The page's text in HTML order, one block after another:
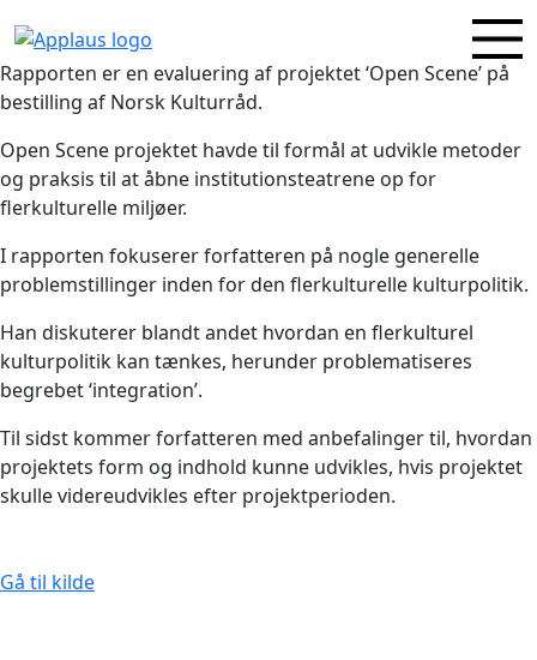
Rapporten er en evaluering af projektet ‘Open Scene’ på
bestilling af Norsk Kulturråd.
Open Scene projektet havde til formål at udvikle metoder
og praksis til at åbne institutionsteatrene op for
flerkulturelle miljøer.
I rapporten fokuserer forfatteren på nogle generelle
problemstillinger inden for den flerkulturelle kulturpolitik.
Han diskuterer blandt andet hvordan en flerkulturel
kulturpolitik kan tænkes, herunder problematiseres
begrebet ‘integration’.
Til sidst kommer forfatteren med anbefalinger til, hvordan
projektets form og indhold kunne udvikles, hvis projektet
skulle videreudvikles efter projektperioden.
Gå til kilde